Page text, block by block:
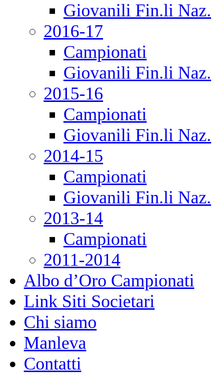
Giovanili Fin.li Naz.
2016-17
Campionati
Giovanili Fin.li Naz.
2015-16
Campionati
Giovanili Fin.li Naz.
2014-15
Campionati
Giovanili Fin.li Naz.
2013-14
Campionati
2011-2014
Albo d’Oro Campionati
Link Siti Societari
Chi siamo
Manleva
Contatti